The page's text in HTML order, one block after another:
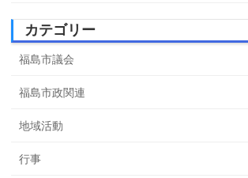
カテゴリー
福島市議会
福島市政関連
地域活動
行事